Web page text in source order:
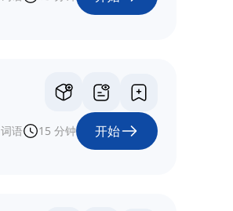
词语 15 分钟 开始